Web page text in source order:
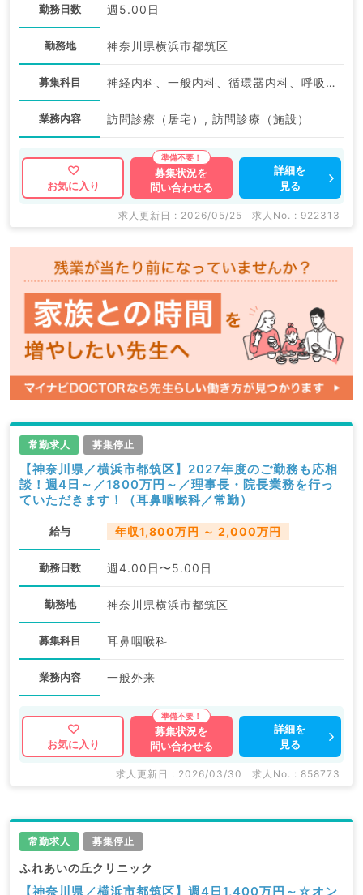
勤務日数 週5.00日
勤務地 神奈川県横浜市都筑区
募集科目 神経内科、一般内科、循環器内科、呼吸器内科、消化器内科、内分泌・代謝内科、腎臓内科、老年内科、血液内科、膠原病科
業務内容 訪問診療（居宅）, 訪問診療（施設）
お気に入り
募集状況を
問い合わせる
詳細を
見る
求人更新日 : 2026/05/25 求人No. : 922313
常勤求人 募集停止
【神奈川県／横浜市都筑区】2027年度のご勤務も応相
談！週4日～／1800万円～／理事長・院長業務を行っ
ていただきます！（耳鼻咽喉科／常勤）
給与 年収1,800万円 ～ 2,000万円
勤務日数 週4.00日〜5.00日
勤務地 神奈川県横浜市都筑区
募集科目 耳鼻咽喉科
業務内容 一般外来
お気に入り
募集状況を
問い合わせる
詳細を
見る
求人更新日 : 2026/03/30 求人No. : 858773
常勤求人 募集停止
ふれあいの丘クリニック
【神奈川県／横浜市都筑区】週4日1,400万円～☆オン